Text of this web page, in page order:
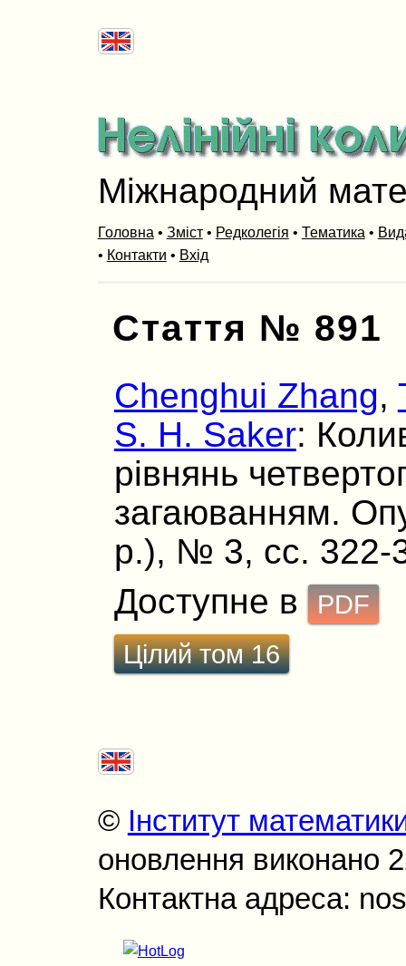
Міжнародний
Головна • Зміст• Редколегія • Тематика •
• Контакти • Вхід
Стаття № 891
Chenghui Zhang,
S. H. Saker:
рiвнянь
загаюванням.
р.), № 3, сс. 322-
Доступне в
PDF
Цілий том 16
© Інститут
оновлення виконано
Контактна адреса: